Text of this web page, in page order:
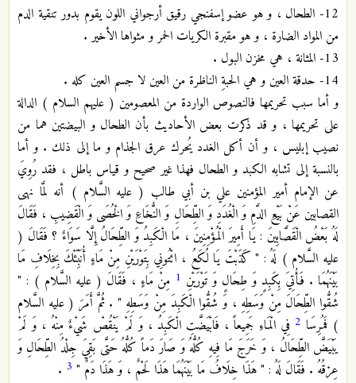
12- الطحال ، و هو عضو إسفنجي رقيق أرجواني اللون يقوم بدور تنقية الدم
من المواد الضارة ، و هو مقبرة الكريات الحمر و مثواها الأخير .
13- المثانة ، هي مخزن البول .
14- حدقة العين و هي الحبةِ الناظرة من العين لا جسم العين كله .
و أما سبب تحريمها فالنصوص الواردة من المعصومين ( عليهم السلام ) الدالة
على تحريمها ، و قد ذكرت بعض الأحاديث بأن الطحال و البيضتين هما من
نصيب إبليس ، و أن أكل الغدد يُحرك عرق الجذام و ما إلى ذلك . و أما
بالنسبة إلى تشابه الكبد و الطحال فهذا غير صحيح و قياس باطل ، فقد رُوِيَ
عن الإمام أمير المؤمنين علي بن أبي طالب ( عليه السَّلام ) أنه لمَّا نهى
القصابين عَنْ بَيْعِ الدَّمِ وَ الْغُدَدِ وَ الطِّحَالِ وَ النُّخَاعِ وَ الْخُصَى وَ الْقَضِيبِ ، فَقَالَ
لَهُ بَعْضُ الْقَصَّابِينَ : يَا أَمِيرَ الْمُؤْمِنِينَ ، مَا الْكَبِدُ وَ الطِّحَالُ إِلَّا سَوَاءٌ ؟ فَقَالَ (
عليه السَّلام ) لَهُ : " كَذَبْتَ يَا لُكَعُ ، ائْتُونِي بِتَوْرَيْنِ مِنْ مَاءٍ أُنَبِّئْكَ بِخِلَافِ مَا
بَيْنَهُمَا . فَأُتِيَ بِكَبِدٍ وَ طِحَالٍ وَ تَوْرَيْنِ 1 مِنْ مَاءٍ ، فَقَالَ ( عليه السَّلام ) : "
شُقُّوا الطِّحَالَ مِنْ وَسَطِهِ ، وَ شُقُّوا الْكَبِدَ مِنْ وَسَطِهِ " . ثُمَّ أَمَرَ ( عليه السَّلام
) فَمُرِسَا 2 فِي الْمَاءِ جَمِيعاً ، فَابْيَضَّتِ الْكَبِدُ ، وَ لَمْ يَنْقُصْ شَيْ‏ءٌ مِنْهُ ، وَ لَمْ
يَبْيَضَّ الطِّحَالُ ، وَ خَرَجَ مَا فِيهِ كُلُّهُ وَ صَارَ دَماً كُلُّهُ حَتَّى بَقِيَ جِلْدُ الطِّحَالِ وَ
عِرْقُهُ . فَقَالَ لَهُ : " هَذَا خِلَافُ مَا بَيْنَهُمَا هَذَا لَحْمٌ ، وَ هَذَا دَمٌ " 3
.